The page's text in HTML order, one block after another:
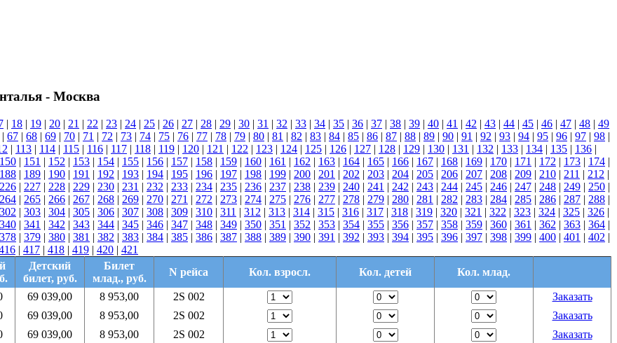
- Москва
| 18 | 19 | 20 | 21 | 22 | 23 | 24 | 25 | 26 | 27 | 28 | 29 | 30 | 31 | 32 | 33 | 34 | 35 | 36 | 37 | 38 | 39 | 40 | 41 | 42 | 43 | 44 | 45 | 46 | 47 | 48 | 49
| 67 | 68 | 69 | 70 | 71 | 72 | 73 | 74 | 75 | 76 | 77 | 78 | 79 | 80 | 81 | 82 | 83 | 84 | 85 | 86 | 87 | 88 | 89 | 90 | 91 | 92 | 93 | 94 | 95 | 96 | 97 | 98 |
| 113 | 114 | 115 | 116 | 117 | 118 | 119 | 120 | 121 | 122 | 123 | 124 | 125 | 126 | 127 | 128 | 129 | 130 | 131 | 132 | 133 | 134 | 135 | 136 |
150 | 151 | 152 | 153 | 154 | 155 | 156 | 157 | 158 | 159 | 160 | 161 | 162 | 163 | 164 | 165 | 166 | 167 | 168 | 169 | 170 | 171 | 172 | 173 | 174 |
188 | 189 | 190 | 191 | 192 | 193 | 194 | 195 | 196 | 197 | 198 | 199 | 200 | 201 | 202 | 203 | 204 | 205 | 206 | 207 | 208 | 209 | 210 | 211 | 212 |
226 | 227 | 228 | 229 | 230 | 231 | 232 | 233 | 234 | 235 | 236 | 237 | 238 | 239 | 240 | 241 | 242 | 243 | 244 | 245 | 246 | 247 | 248 | 249 | 250 |
264 | 265 | 266 | 267 | 268 | 269 | 270 | 271 | 272 | 273 | 274 | 275 | 276 | 277 | 278 | 279 | 280 | 281 | 282 | 283 | 284 | 285 | 286 | 287 | 288 |
302 | 303 | 304 | 305 | 306 | 307 | 308 | 309 | 310 | 311 | 312 | 313 | 314 | 315 | 316 | 317 | 318 | 319 | 320 | 321 | 322 | 323 | 324 | 325 | 326 |
340 | 341 | 342 | 343 | 344 | 345 | 346 | 347 | 348 | 349 | 350 | 351 | 352 | 353 | 354 | 355 | 356 | 357 | 358 | 359 | 360 | 361 | 362 | 363 | 364 |
378 | 379 | 380 | 381 | 382 | 383 | 384 | 385 | 386 | 387 | 388 | 389 | 390 | 391 | 392 | 393 | 394 | 395 | 396 | 397 | 398 | 399 | 400 | 401 | 402 |
| 417 | 418 | 419 | 420 | 421
Детский
билет, руб.
Билет
млад., руб.
N рейса Кол. взросл. Кол. детей Кол. млад.
69 039,00 8 953,00 2S 002
Заказать
69 039,00 8 953,00 2S 002
Заказать
69 039,00 8 953,00 2S 002
Заказать